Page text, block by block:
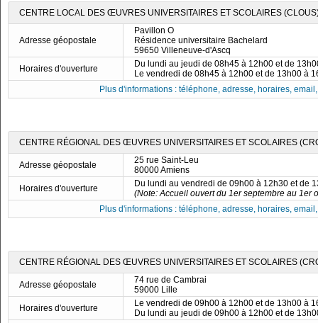
CENTRE LOCAL DES ŒUVRES UNIVERSITAIRES ET SCOLAIRES
Adresse géopostale
Pavillon O
Résidence universitaire Bachelard
59650 Villeneuve-d'Ascq
Horaires d'ouverture
Du lundi au jeudi de 08h45 à 12h00 et de
Le vendredi de 08h45 à 12h00 et de 13h00 à
Plus d'informations : téléphone, adresse, horaires,
CENTRE RÉGIONAL DES ŒUVRES UNIVERSITAIRES ET SCOLAIRES
Adresse géopostale
25 rue Saint-Leu
80000 Amiens
Horaires d'ouverture
Du lundi au vendredi de 09h00 à 12h30 et de
(Note: Accueil ouvert du 1er septembre au 1er
Plus d'informations : téléphone, adresse, horaires,
CENTRE RÉGIONAL DES ŒUVRES UNIVERSITAIRES ET SCOLAIRES
Adresse géopostale
74 rue de Cambrai
59000 Lille
Horaires d'ouverture
Le vendredi de 09h00 à 12h00 et de 13h00 à
Du lundi au jeudi de 09h00 à 12h00 et de